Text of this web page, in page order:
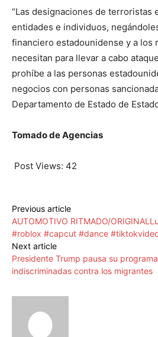
“Las designaciones de terroristas
entidades e individuos,
financiero estadounidense y a los
necesitan para llevar a cabo
prohíbe a las personas
negocios con personas
Departamento de Estado de
Tomado de Agencias
Post Views: 42
Previous article
AUTOMOTIVO RITMADO/
#roblox #capcut #dance
Next article
Presidente Trump pausa su
indiscriminadas contra los migrantes